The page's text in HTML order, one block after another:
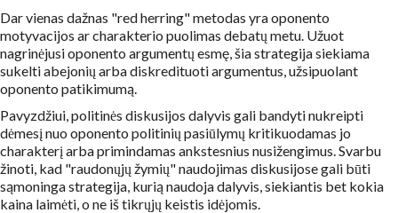
Dar vienas dažnas "red herring" metodas yra oponento
motyvacijos ar charakterio puolimas debatų metu. Užuot
nagrinėjusi oponento argumentų esmę, šia strategija siekiama
sukelti abejonių arba diskredituoti argumentus, užsipuolant
oponento patikimumą.
Pavyzdžiui, politinės diskusijos dalyvis gali bandyti nukreipti
dėmesį nuo oponento politinių pasiūlymų kritikuodamas jo
charakterį arba primindamas ankstesnius nusižengimus. Svarbu
žinoti, kad "raudonųjų žymių" naudojimas diskusijose gali būti
sąmoninga strategija, kurią naudoja dalyvis, siekiantis bet kokia
kaina laimėti, o ne iš tikrųjų keistis idėjomis.